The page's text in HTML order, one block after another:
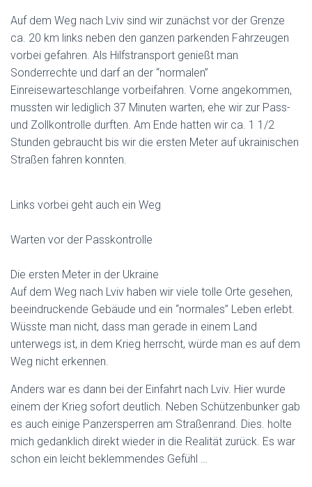
Auf dem Weg nach Lviv sind wir zunächst vor der Grenze
ca. 20 km links neben den ganzen parkenden Fahrzeugen
vorbei gefahren. Als Hilfstransport genießt man
Sonderrechte und darf an der “normalen”
Einreisewarteschlange vorbeifahren. Vorne angekommen,
mussten wir lediglich 37 Minuten warten, ehe wir zur Pass-
und Zollkontrolle durften. Am Ende hatten wir ca. 1 1/2
Stunden gebraucht bis wir die ersten Meter auf ukrainischen
Straßen fahren konnten.
Links vorbei geht auch ein Weg
Warten vor der Passkontrolle
Die ersten Meter in der Ukraine
Auf dem Weg nach Lviv haben wir viele tolle Orte gesehen,
beeindruckende Gebäude und ein “normales” Leben erlebt.
Wüsste man nicht, dass man gerade in einem Land
unterwegs ist, in dem Krieg herrscht, würde man es auf dem
Weg nicht erkennen.
Anders war es dann bei der Einfahrt nach Lviv. Hier wurde
einem der Krieg sofort deutlich. Neben Schützenbunker gab
es auch einige Panzersperren am Straßenrand. Dies. holte
mich gedanklich direkt wieder in die Realität zurück. Es war
schon ein leicht beklemmendes Gefühl …